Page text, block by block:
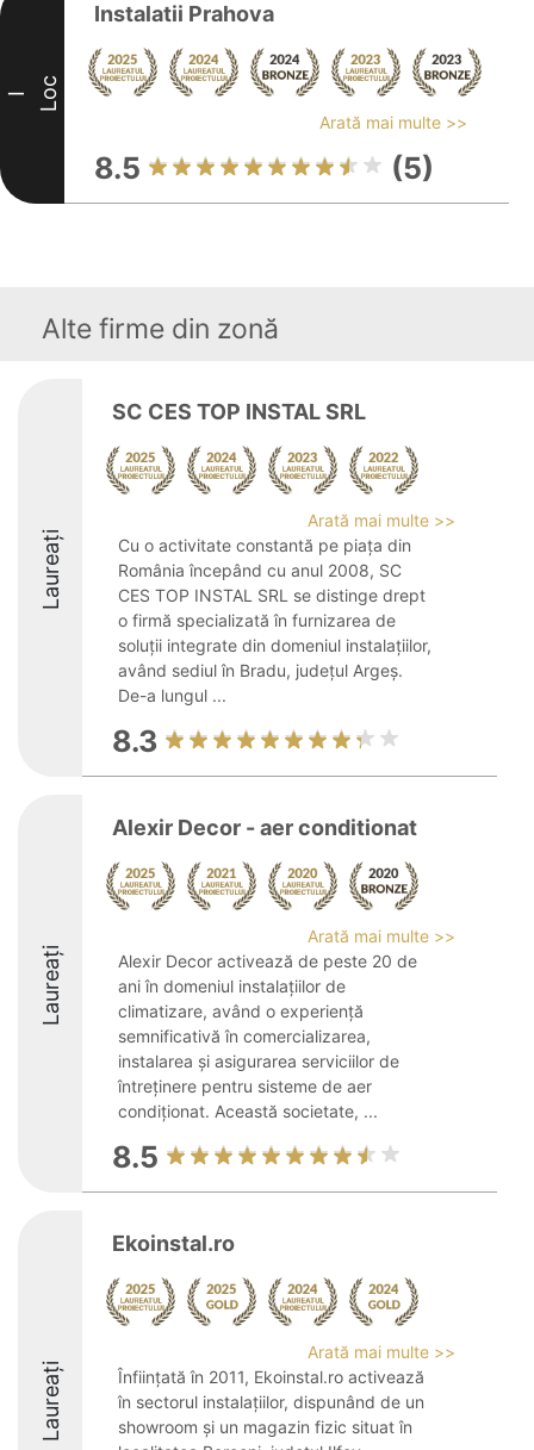
I Loc
Instalatii Prahova
Arată mai multe >>
8.5 (5)
Alte firme din zonă
Laureați
SC CES TOP INSTAL SRL
Arată mai multe >>
Cu o activitate constantă pe piața din
România începând cu anul 2008, SC
CES TOP INSTAL SRL se distinge drept
o firmă specializată în furnizarea de
soluții integrate din domeniul instalațiilor,
având sediul în Bradu, județul Argeș.
De-a lungul ...
8.3
Laureați
Alexir Decor - aer conditionat
Arată mai multe >>
Alexir Decor activează de peste 20 de
ani în domeniul instalațiilor de
climatizare, având o experiență
semnificativă în comercializarea,
instalarea și asigurarea serviciilor de
întreținere pentru sisteme de aer
condiționat. Această societate, ...
8.5
Laureați
Ekoinstal.ro
Arată mai multe >>
Înființată în 2011, Ekoinstal.ro activează
în sectorul instalațiilor, dispunând de un
showroom și un magazin fizic situat în